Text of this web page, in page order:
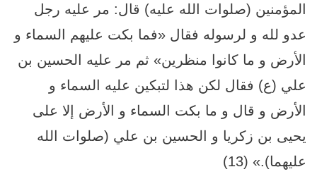
المؤمنين (صلوات الله عليه) قال: مر عليه رجل
عدو لله و لرسوله فقال‏ «فما بكت عليهم السماء و
الأرض و ما كانوا منظرين‏» ثم مر عليه الحسين بن
علي (ع) فقال لكن هذا لتبكين عليه السماء و
الأرض و قال و ما بكت السماء و الأرض إلا على
يحيى بن زكريا و الحسين بن علي (صلوات الله
عليهما).» (13)